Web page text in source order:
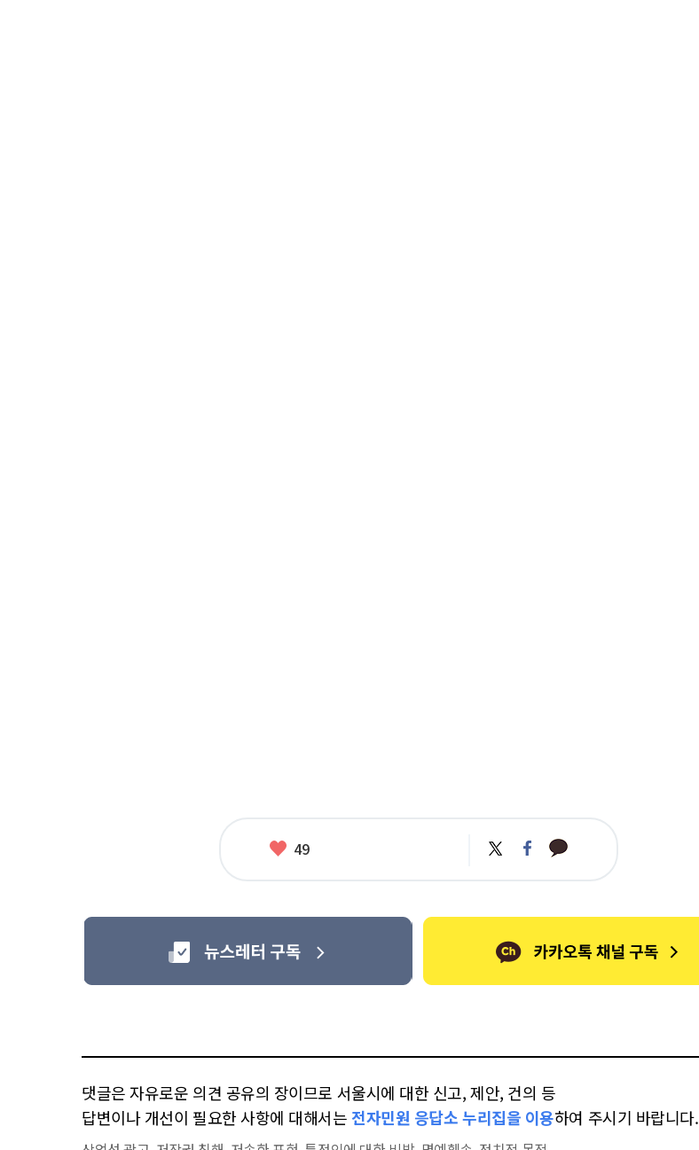
좋
49 트
위
페
이
카
카
댓글은 자유로운 의견 공유의 장이므로 서울시에 대한 신고, 제안, 건의 등
답변이나 개선이 필요한 사항에 대해서는 전자민원 응답소 누리집을 이용하여 주시기 바랍니다.